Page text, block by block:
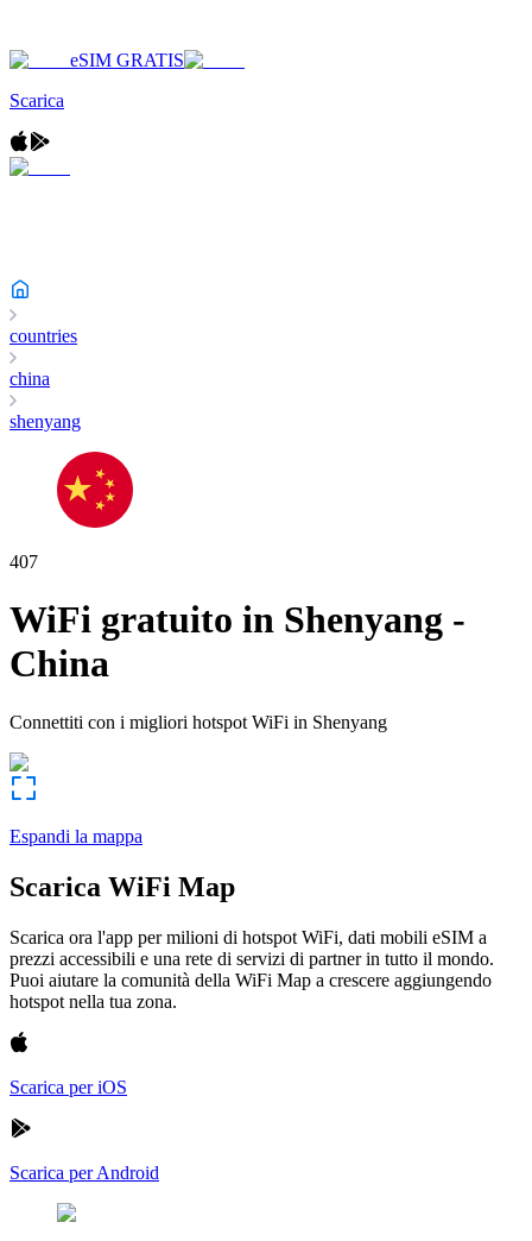
eSIM GRATIS
Scarica
countries
china
shenyang
407
WiFi gratuito in Shenyang -
China
Connettiti con i migliori hotspot WiFi in Shenyang
Espandi la mappa
Scarica WiFi Map
Scarica ora l'app per milioni di hotspot WiFi, dati mobili eSIM a
prezzi accessibili e una rete di servizi di partner in tutto il mondo.
Puoi aiutare la comunità della WiFi Map a crescere aggiungendo
hotspot nella tua zona.
Scarica per iOS
Scarica per Android